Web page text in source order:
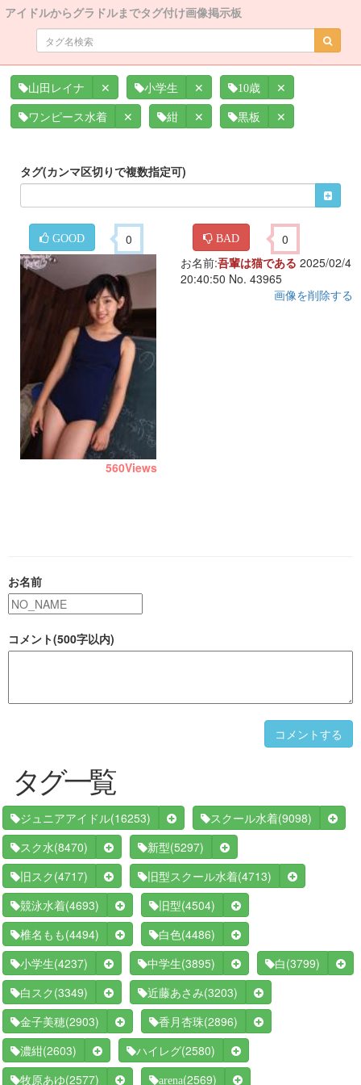
アイドルからグラドルまでタグ付け画像掲示板
山田レイナ ✕ 小学生 ✕ 10歳 ✕
ワンピース水着 ✕ 紺 ✕ 黒板 ✕
タグ(カンマ区切りで複数指定可)
GOOD 0 BAD 0
560Views
お名前:吾輩は猫である 2025/02/4
20:40:50 No. 43965
画像を削除する
お名前
コメント(500字以内)
コメントする
タグ一覧
ジュニアアイドル(16253) スクール水着(9098)
スク水(8470) 新型(5297)
旧スク (4717) 旧型スクール水着(4713)
競泳水着(4693) 旧型(4504)
椎名もも (4494) 白色(4486)
小学生(4237) 中学生(3895) 白 (3799)
白スク (3349) 近藤あさみ(3203)
金子美穂(2903) 香月杏珠(2896)
濃紺(2603) ハイレグ(2580)
牧原あゆ(2577) arena(2569)